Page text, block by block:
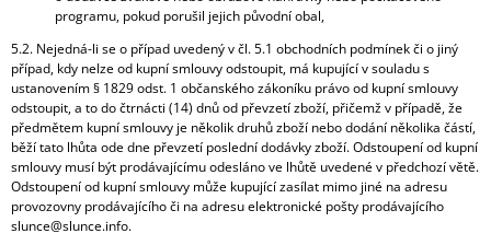
programu, pokud porušil jejich původní obal,
5.2. Nejedná-li se o případ uvedený v čl. 5.1 obchodních podmínek či o jiný
případ, kdy nelze od kupní smlouvy odstoupit, má kupující v souladu s
ustanovením § 1829 odst. 1 občanského zákoníku právo od kupní smlouvy
odstoupit, a to do čtrnácti (14) dnů od převzetí zboží, přičemž v případě, že
předmětem kupní smlouvy je několik druhů zboží nebo dodání několika částí,
běží tato lhůta ode dne převzetí poslední dodávky zboží. Odstoupení od kupní
smlouvy musí být prodávajícímu odesláno ve lhůtě uvedené v předchozí větě.
Odstoupení od kupní smlouvy může kupující zasílat mimo jiné na adresu
provozovny prodávajícího či na adresu elektronické pošty prodávajícího
slunce@slunce.info.